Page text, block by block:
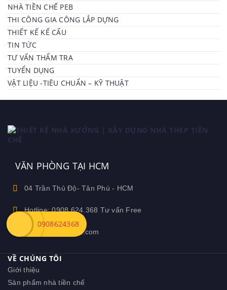
NHÀ TIỀN CHẾ PEB
THI CÔNG GIA CÔNG LẮP DỰNG
THIẾT KẾ KẾ CẤU
TIN TỨC
TƯ VẤN THẨM TRA
TUYỂN DỤNG
VẬT LIỆU -TIÊU CHUẨN – KỸ THUẬT
VĂN PHÒNG TẠI HCM
04 Trần Thủ Độ- Tân Phú - HCM
Hotline: 0908.624.368 Tư vấn Free
Ceozamin@gmail.com
VỀ CHÚNG TÔI
Giới thiệu
Sản phẩm nhà tiền chế
0908624368